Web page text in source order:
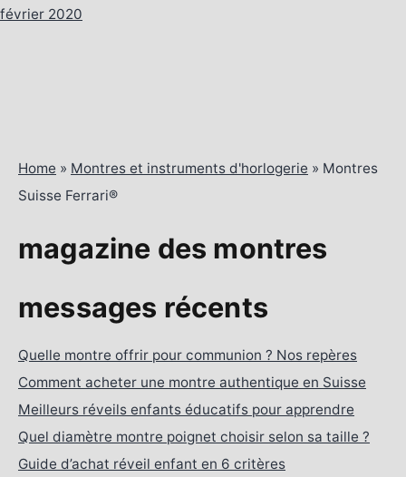
février 2020
Home » Montres et instruments d'horlogerie » Montres
Suisse Ferrari®
magazine des montres
messages récents
Quelle montre offrir pour communion ? Nos repères
Comment acheter une montre authentique en Suisse
Meilleurs réveils enfants éducatifs pour apprendre
Quel diamètre montre poignet choisir selon sa taille ?
Guide d’achat réveil enfant en 6 critères